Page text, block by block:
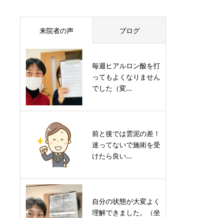
来院者の声 ブログ
毎週ヒアルロン酸を打
ってもよくなりません
でした（変...
前と後では雲泥の差！
迷ってないで施術を受
けたら良い...
自分の状態が大変よく
理解できました。（坐